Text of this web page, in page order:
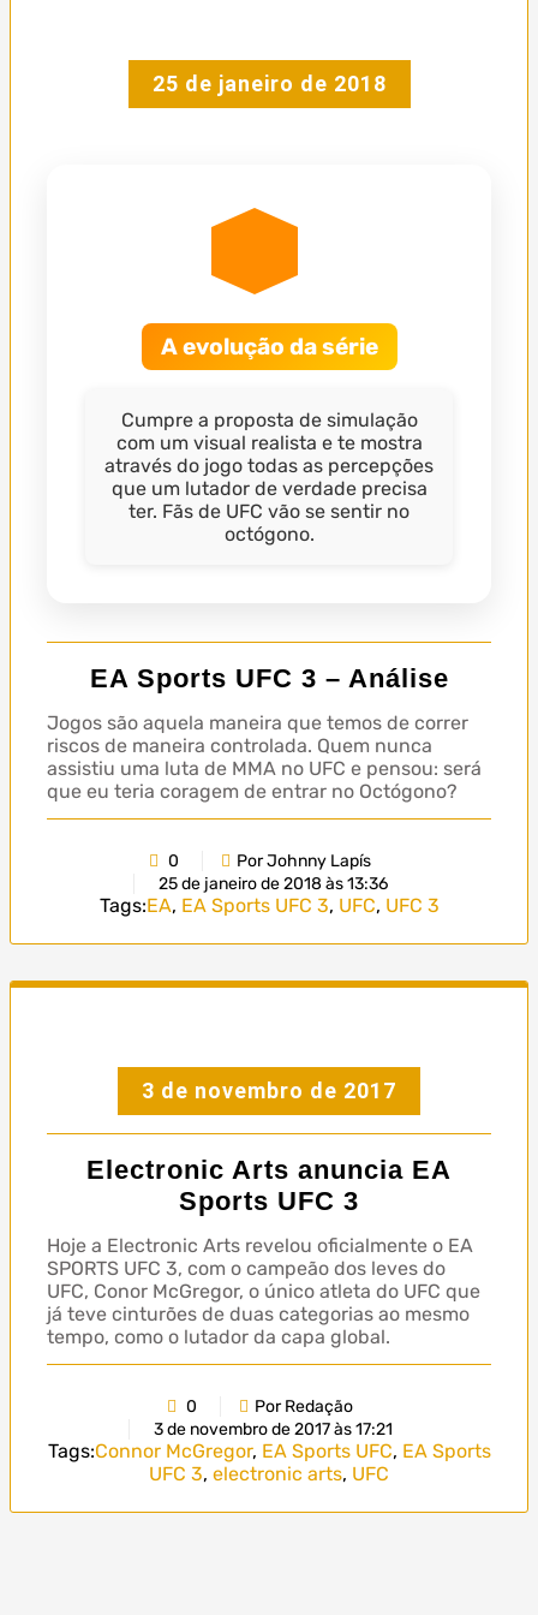
25 de janeiro de 2018
A evolução da série
Cumpre a proposta de simulação
com um visual realista e te mostra
através do jogo todas as percepções
que um lutador de verdade precisa
ter. Fãs de UFC vão se sentir no
octógono.
EA Sports UFC 3 – Análise
Jogos são aquela maneira que temos de correr
riscos de maneira controlada. Quem nunca
assistiu uma luta de MMA no UFC e pensou: será
que eu teria coragem de entrar no Octógono?
0
Por Johnny Lapís
25 de janeiro de 2018 às 13:36
Tags:EA, EA Sports UFC 3, UFC, UFC 3
3 de novembro de 2017
Electronic Arts anuncia EA
Sports UFC 3
Hoje a Electronic Arts revelou oficialmente o EA
SPORTS UFC 3, com o campeão dos leves do
UFC, Conor McGregor, o único atleta do UFC que
já teve cinturões de duas categorias ao mesmo
tempo, como o lutador da capa global.
0
Por Redação
3 de novembro de 2017 às 17:21
Tags:Connor McGregor, EA Sports UFC, EA Sports
UFC 3, electronic arts, UFC